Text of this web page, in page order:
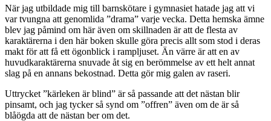
När jag utbildade mig till barnskötare i gymnasiet hatade jag att vi
var tvungna att genomlida ”drama” varje vecka. Detta hemska ämne
blev jag påmind om här även om skillnaden är att de flesta av
karaktärerna i den här boken skulle göra precis allt som stod i deras
makt för att få ett ögonblick i rampljuset. Än värre är att en av
huvudkaraktärerna snuvade åt sig en berömmelse av ett helt annat
slag på en annans bekostnad. Detta gör mig galen av raseri.
Uttrycket ”kärleken är blind” är så passande att det nästan blir
pinsamt, och jag tycker så synd om ”offren” även om de är så
blåögda att de nästan ber om det.